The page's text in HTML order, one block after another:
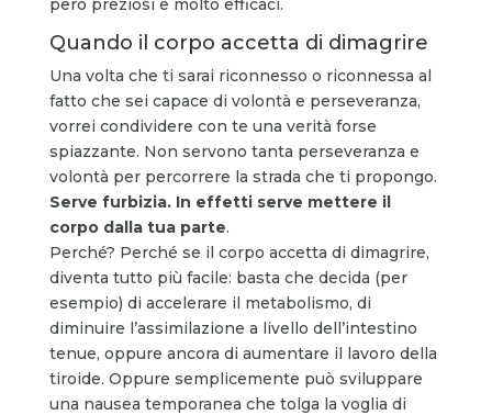
però preziosi e molto efficaci.
Quando il corpo accetta di dimagrire
Una volta che ti sarai riconnesso o riconnessa al
fatto che sei capace di volontà e perseveranza,
vorrei condividere con te una verità forse
spiazzante. Non servono tanta perseveranza e
volontà per percorrere la strada che ti propongo.
Serve furbizia. In effetti serve mettere il
corpo dalla tua parte.
Perché? Perché se il corpo accetta di dimagrire,
diventa tutto più facile: basta che decida (per
esempio) di accelerare il metabolismo, di
diminuire l’assimilazione a livello dell’intestino
tenue, oppure ancora di aumentare il lavoro della
tiroide. Oppure semplicemente può sviluppare
una nausea temporanea che tolga la voglia di